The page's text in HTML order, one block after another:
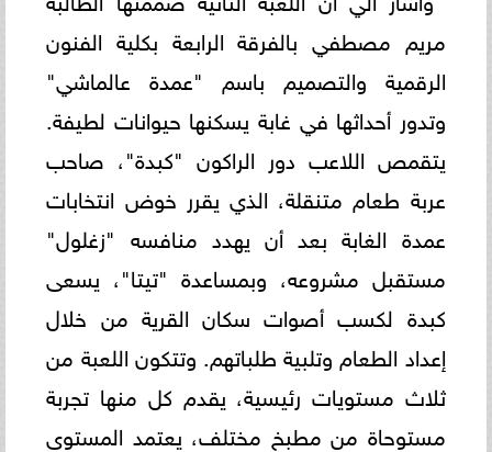
مريم مصطفي بالفرقة الرابعة بكلية الفنون
الرقمية والتصميم باسم "عمدة عالماشي"
وتدور أحداثها في غابة يسكنها حيوانات لطيفة.
يتقمص اللاعب دور الراكون "كبدة"، صاحب
عربة طعام متنقلة، الذي يقرر خوض انتخابات
عمدة الغابة بعد أن يهدد منافسه "زغلول"
مستقبل مشروعه، وبمساعدة "تيتا"، يسعى
كبدة لكسب أصوات سكان القرية من خلال
إعداد الطعام وتلبية طلباتهم. وتتكون اللعبة من
ثلاث مستويات رئيسية، يقدم كل منها تجربة
مستوحاة من مطبخ مختلف، يعتمد المستوى